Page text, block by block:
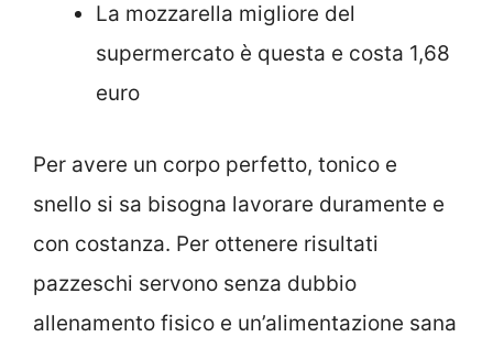
La mozzarella migliore del
supermercato è questa e costa 1,68
euro
Per avere un corpo perfetto, tonico e
snello si sa bisogna lavorare duramente e
con costanza. Per ottenere risultati
pazzeschi servono senza dubbio
allenamento fisico e un’alimentazione sana